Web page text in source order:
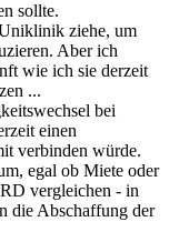
sollte.
ziehe, um
Aber ich
wie ich sie derzeit
...
bei
einen
verbinden würde.
egal ob Miete oder
vergleichen - in
die Abschaffung der